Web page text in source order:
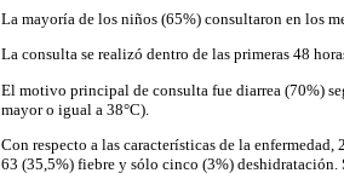
La mayoría de los niños (65%) consultaron en los
La consulta se realizó dentro de las primeras 48
El motivo principal de consulta fue diarrea (70%)
mayor o igual a 38°C).
Con respecto a las características de la
63 (35,5%) fiebre y sólo cinco (3%)